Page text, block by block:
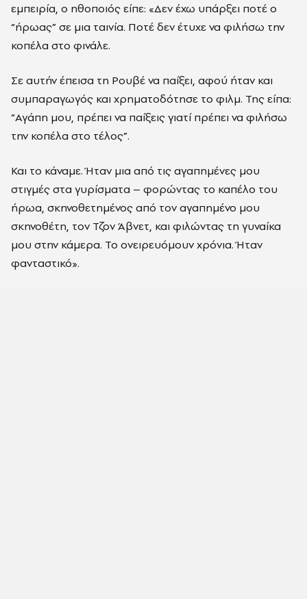
εμπειρία, ο ηθοποιός είπε: «Δεν έχω υπάρξει ποτέ ο
“ήρωας” σε μια ταινία. Ποτέ δεν έτυχε να φιλήσω την
κοπέλα στο φινάλε.
Σε αυτήν έπεισα τη Ρουβέ να παίξει, αφού ήταν και
συμπαραγωγός και χρηματοδότησε το φιλμ. Της είπα:
“Αγάπη μου, πρέπει να παίξεις γιατί πρέπει να φιλήσω
την κοπέλα στο τέλος”.
Και το κάναμε. Ήταν μια από τις αγαπημένες μου
στιγμές στα γυρίσματα – φορώντας το καπέλο του
ήρωα, σκηνοθετημένος από τον αγαπημένο μου
σκηνοθέτη, τον Τζον Άβνετ, και φιλώντας τη γυναίκα
μου στην κάμερα. Το ονειρευόμουν χρόνια. Ήταν
φανταστικό».